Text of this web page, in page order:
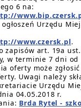
6 na:
Urzędu
www.czersk.pl.
zapisów art. 19a
w terminie 7 dni od
oferty może
Uwagi należy
Urzędu
04.05.2018 r.
Brda Rytel -